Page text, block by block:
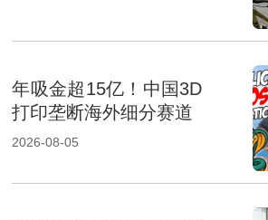
年吸金超15亿！中国3D
打印垄断海外细分赛道
2026-08-05